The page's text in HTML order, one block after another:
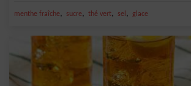
menthe fraîche, sucre, thé vert, sel , glace